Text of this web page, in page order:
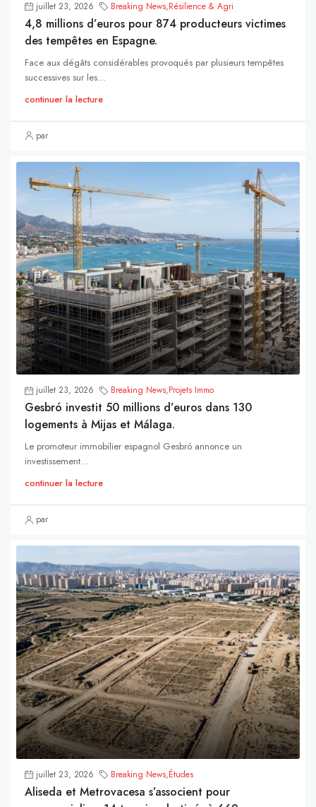
juillet 23, 2026 Breaking News,Résilience & Agri
4,8 millions d’euros pour 874 producteurs victimes
des tempêtes en Espagne.
Face aux dégâts considérables provoqués par plusieurs tempêtes
successives sur les...
continuer la lecture
par
juillet 23, 2026 Breaking News,Projets Immo
Gesbró investit 50 millions d’euros dans 130
logements à Mijas et Málaga.
Le promoteur immobilier espagnol Gesbró annonce un
investissement...
continuer la lecture
par
juillet 23, 2026 Breaking News,Études
Aliseda et Metrovacesa s’associent pour